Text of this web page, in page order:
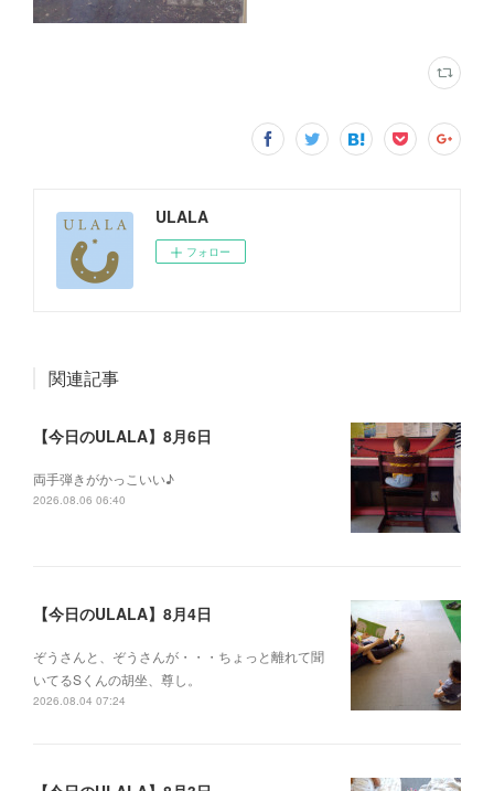
ULALA
フォロー
関連記事
【今日のULALA】8月6日
両手弾きがかっこいい♪
2026.08.06 06:40
【今日のULALA】8月4日
ぞうさんと、ぞうさんが・・・ちょっと離れて聞
いてるSくんの胡坐、尊し。
2026.08.04 07:24